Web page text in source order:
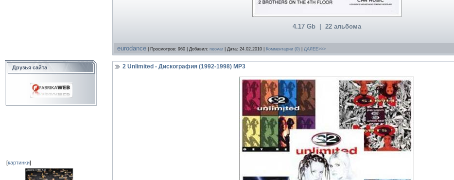
Друзья сайта
[картинки]
4.17 Gb | 22 альбома
eurodance | Просмотров: 960 | Добавил: neovar | Дата: 24.02.2010 Комментарии (0) ДАЛЕЕ>>>
2 Unlimited - Дискография (1992-1998) MP3